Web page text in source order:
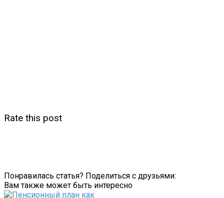
Rate this post
Понравилась статья? Поделиться с друзьями:
Вам также может быть интересно